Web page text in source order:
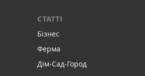
СТАТТІ
Бізнес
Ферма
Дім-Сад-Город